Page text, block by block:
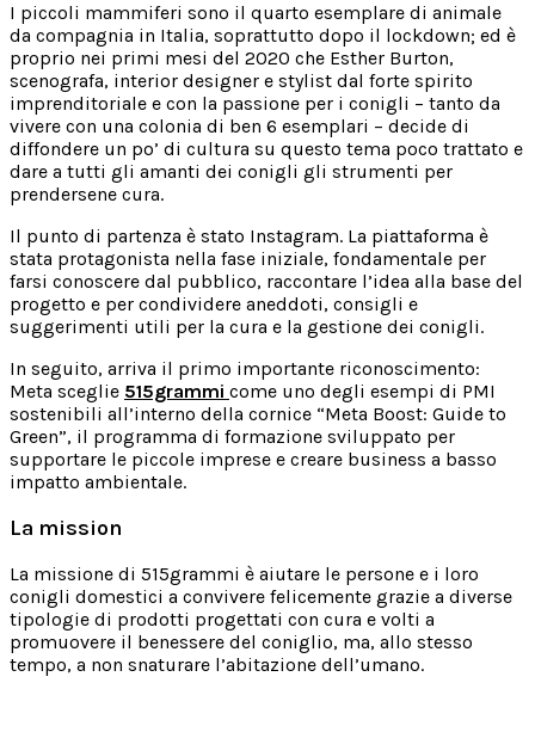
I piccoli mammiferi sono il quarto esemplare di animale
da compagnia in Italia, soprattutto dopo il lockdown; ed è
proprio nei primi mesi del 2020 che Esther Burton,
scenografa, interior designer e stylist dal forte spirito
imprenditoriale e con la passione per i conigli – tanto da
vivere con una colonia di ben 6 esemplari – decide di
diffondere un po’ di cultura su questo tema poco trattato e
dare a tutti gli amanti dei conigli gli strumenti per
prendersene cura.
Il punto di partenza è stato Instagram. La piattaforma è
stata protagonista nella fase iniziale, fondamentale per
farsi conoscere dal pubblico, raccontare l’idea alla base del
progetto e per condividere aneddoti, consigli e
suggerimenti utili per la cura e la gestione dei conigli.
In seguito, arriva il primo importante riconoscimento:
Meta sceglie 515grammi come uno degli esempi di PMI
sostenibili all’interno della cornice “Meta Boost: Guide to
Green”, il programma di formazione sviluppato per
supportare le piccole imprese e creare business a basso
impatto ambientale.
La mission
La missione di 515grammi è aiutare le persone e i loro
conigli domestici a convivere felicemente grazie a diverse
tipologie di prodotti progettati con cura e volti a
promuovere il benessere del coniglio, ma, allo stesso
tempo, a non snaturare l’abitazione dell’umano.